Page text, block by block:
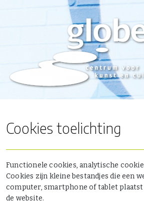
Cookies toelichting
Functionele cookies, analytische
Cookies zijn kleine bestandjes die een
computer, smartphone of tablet plaatst
de website.